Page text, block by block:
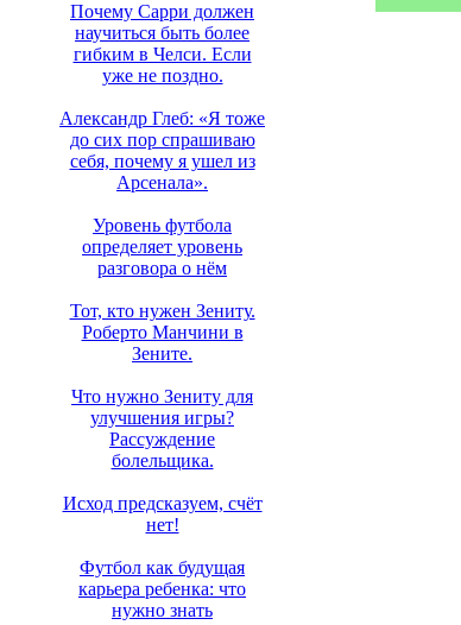
Почему Сарри должен
научиться быть более
гибким в Челси. Если
уже не поздно.
Александр Глеб: «Я тоже
до сих пор спрашиваю
себя, почему я ушел из
Арсенала».
Уровень футбола
определяет уровень
разговора о нём
Тот, кто нужен Зениту.
Роберто Манчини в
Зените.
Что нужно Зениту для
улучшения игры?
Рассуждение
болельщика.
Исход предсказуем, счёт
нет!
Футбол как будущая
карьера ребенка: что
нужно знать